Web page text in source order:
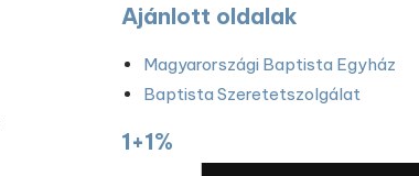
Ajánlott oldalak
Magyarországi Baptista Egyház
Baptista Szeretetszolgálat
1+1%